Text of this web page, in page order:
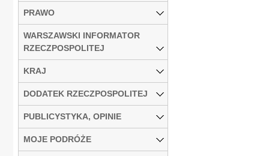
PRAWO
WARSZAWSKI INFORMATOR
RZECZPOSPOLITEJ
KRAJ
DODATEK RZECZPOSPOLITEJ
PUBLICYSTYKA, OPINIE
MOJE PODRÓŻE